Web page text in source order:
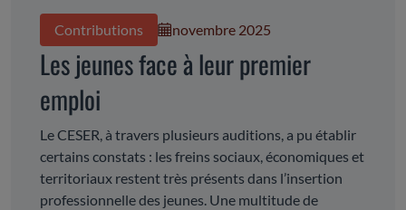
Contributions novembre 2025
Les jeunes face à leur premier
emploi
Le CESER, à travers plusieurs auditions, a pu établir
certains constats : les freins sociaux, économiques et
territoriaux restent très présents dans l’insertion
professionnelle des jeunes. Une multitude de